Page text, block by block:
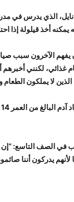
نايل، الذي يدرس في
يمكنه أخذ قيلولة إذا
يفهم الآخرون سبب
غذائي، لكنني
لا يملكون
في الصف التاسع: “إن